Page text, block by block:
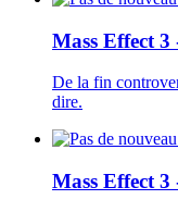
Mass Effect 3
De la fin
dire.
Mass Effect